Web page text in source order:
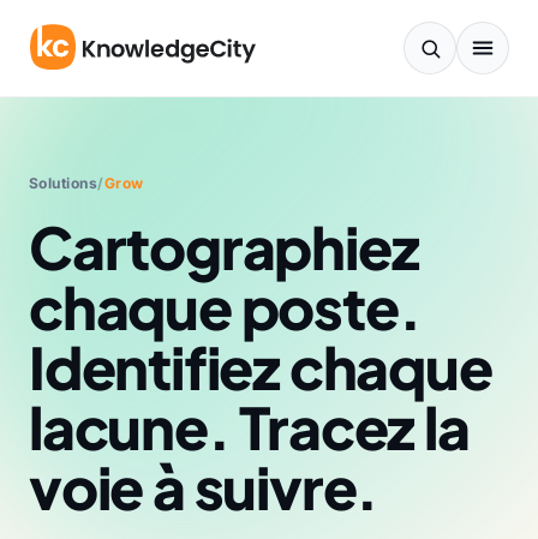
Solutions/Grow
Cartographiez
chaque poste.
Identifiez chaque
lacune. Tracez la
voie à suivre.